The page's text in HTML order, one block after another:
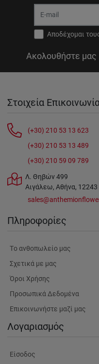
Αποδέχομαι
Ακολουθήστε μας
Στοιχεία
(+30) 210 53 13 623
(+30) 210 53 13 489
(+30) 210 59 09 789
Λ. Θηβών 499
Αιγάλεω, Αθήνα, 12243
Πληροφορίες
Tο ανθοπωλείο μας
Σχετικά με μας
Όροι Χρήσης
Προσωπικά Δεδομένα
Επικοινωνήστε μαζί μας
Λογαριασμός
Είσοδος